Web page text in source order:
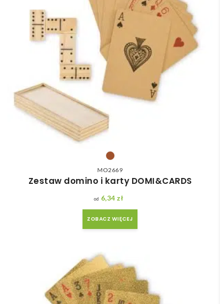
MO2669
Zestaw domino i karty DOMI&CARDS
6,34 zł
ZOBACZ WIĘCEJ